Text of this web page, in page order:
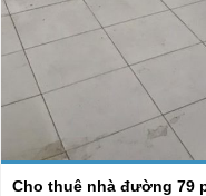
Cho thuê nhà đường 79